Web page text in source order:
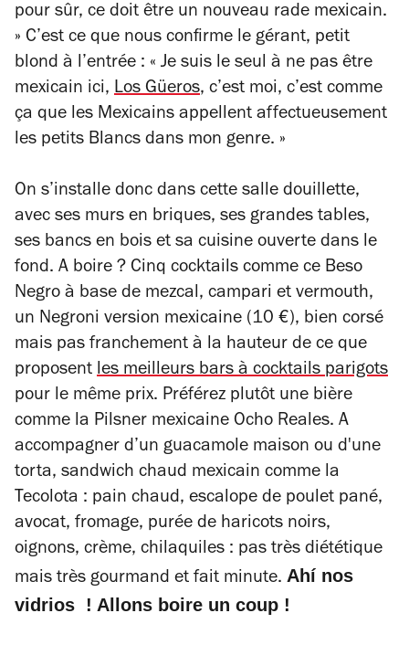
pour sûr, ce doit être un nouveau rade mexicain.
» C’est ce que nous confirme le gérant, petit
blond à l’entrée : « Je suis le seul à ne pas être
mexicain ici, Los Güeros, c’est moi, c’est comme
ça que les Mexicains appellent affectueusement
les petits Blancs dans mon genre. »
On s’installe donc dans cette salle douillette,
avec ses murs en briques, ses grandes tables,
ses bancs en bois et sa cuisine ouverte dans le
fond. A boire ? Cinq cocktails comme ce Beso
Negro à base de mezcal, campari et vermouth,
un Negroni version mexicaine (10 €), bien corsé
mais pas franchement à la hauteur de ce que
proposent les meilleurs bars à cocktails parigots
pour le même prix. Préférez plutôt une bière
comme la Pilsner mexicaine Ocho Reales. A
accompagner d’un guacamole maison ou d'une
torta, sandwich chaud mexicain comme la
Tecolota : pain chaud, escalope de poulet pané,
avocat, fromage, purée de haricots noirs,
oignons, crème, chilaquiles : pas très diététique
mais très gourmand et fait minute. Ahí nos
vidrios ! Allons boire un coup !